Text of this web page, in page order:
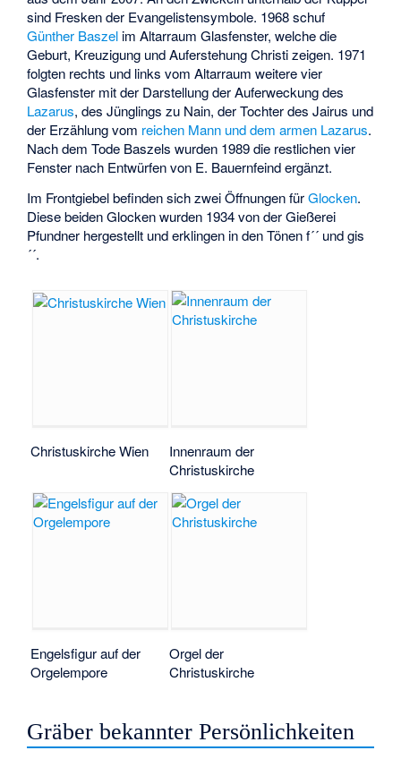
sind Fresken der Evangelistensymbole. 1968 schuf
Günther Baszel im Altarraum Glasfenster, welche die
Geburt, Kreuzigung und Auferstehung Christi zeigen. 1971
folgten rechts und links vom Altarraum weitere vier
Glasfenster mit der Darstellung der Auferweckung des
Lazarus, des Jünglings zu Nain, der Tochter des Jairus und
der Erzählung vom reichen Mann und dem armen Lazarus.
Nach dem Tode Baszels wurden 1989 die restlichen vier
Fenster nach Entwürfen von E. Bauernfeind ergänzt.
Im Frontgiebel befinden sich zwei Öffnungen fürGlocken.
Diese beiden Glocken wurden 1934 von der Gießerei
Pfundner hergestellt und erklingen in den Tönen f´´ und gis
´´.
Christuskirche Wien
Innenraum der
Christuskirche
Engelsfigur auf der
Orgelempore
Orgel der
Christuskirche
Gräber bekannter Persönlichkeiten